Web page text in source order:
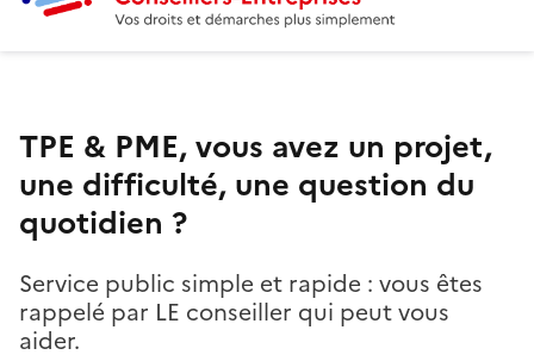
TPE & PME, vous avez un projet,
une difficulté, une question du
quotidien ?
Service public simple et rapide : vous êtes
rappelé par LE conseiller qui peut vous
aider.